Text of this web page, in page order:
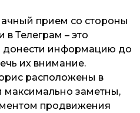
прием со стороны
в Телеграм – это
донести информацию до
их внимание.
расположены в
максимально заметны,
продвижения